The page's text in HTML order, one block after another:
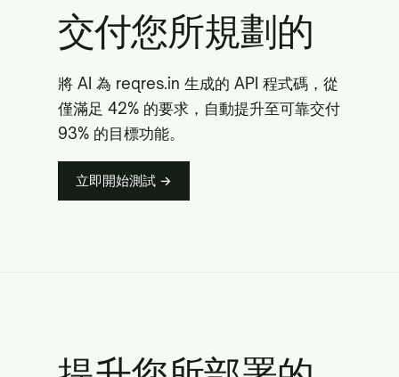
交付您所規劃的
將 AI 為 reqres.in 生成的 API 程式碼，從
僅滿足 42% 的要求，自動提升至可靠交付
93% 的目標功能。
立即開始測試 →